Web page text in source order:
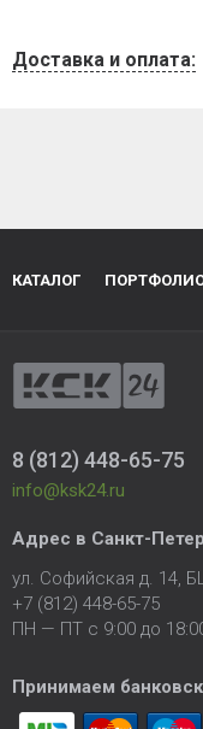
Доставка и оплата:
КАТАЛОГ
8 (812) 448-65-75
info@ksk24.ru
Адрес в Санкт-
ул. Софийская д. 14,
+7 (812) 448-65-75
ПН — ПТ с 9:00 до
Принимаем